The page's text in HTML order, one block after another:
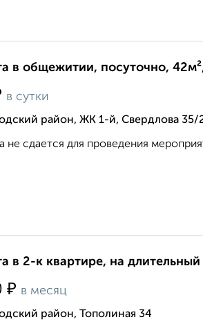
в общежитии, посуточно,
в сутки
район, ЖК 1-й, Свердлова 35/
не сдается для проведения
в 2-к квартире, на
₽ в месяц
район, Тополиная 34